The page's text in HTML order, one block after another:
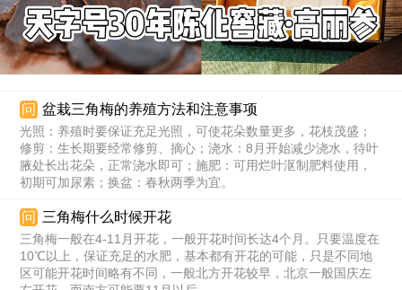
问 盆栽三角梅的养殖方法和注意事项
光照：养殖时要保证充足光照，可使花朵数量更多，花枝茂盛；
修剪：生长期要经常修剪、摘心；浇水：8月开始减少浇水，待叶
腋处长出花朵，正常浇水即可；施肥：可用烂叶沤制肥料使用，
初期可加尿素；换盆：春秋两季为宜。
问 三角梅什么时候开花
三角梅一般在4-11月开花，一般开花时间长达4个月。只要温度在
10℃以上，保证充足的水肥，基本都有开花的可能，只是不同地
区可能开花时间略有不同，一般北方开花较早，北京一般国庆左